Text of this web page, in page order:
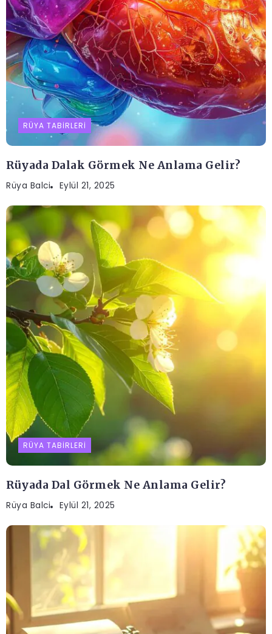
RÜYA TABIRLERI
Rüyada Dalak Görmek Ne Anlama Gelir?
Rüya Balci Eylül 21, 2025
RÜYA TABIRLERI
Rüyada Dal Görmek Ne Anlama Gelir?
Rüya Balci Eylül 21, 2025